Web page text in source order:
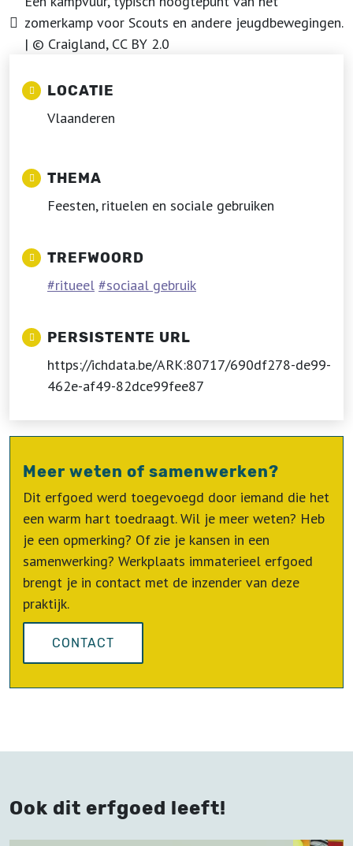
zomerkamp voor Scouts en andere jeugdbewegingen.
| © Craigland, CC BY 2.0
LOCATIE
Vlaanderen
THEMA
Feesten, rituelen en sociale gebruiken
TREFWOORD
ritueel sociaal gebruik
PERSISTENTE URL
https://ichdata.be/ARK:80717/690df278-de99-
462e-af49-82dce99fee87
Meer weten of samenwerken?
Dit erfgoed werd toegevoegd door iemand die het
een warm hart toedraagt. Wil je meer weten? Heb
je een opmerking? Of zie je kansen in een
samenwerking? Werkplaats immaterieel erfgoed
brengt je in contact met de inzender van deze
praktijk.
CONTACT
Ook dit erfgoed leeft!